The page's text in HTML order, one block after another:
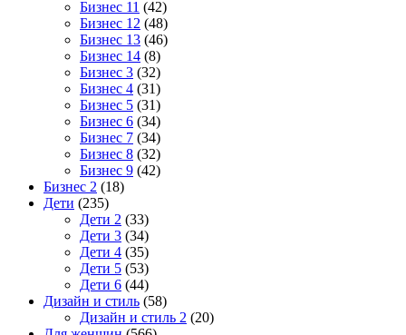
Бизнес 11 (42)
Бизнес 12 (48)
Бизнес 13 (46)
Бизнес 14 (8)
Бизнес 3 (32)
Бизнес 4 (31)
Бизнес 5 (31)
Бизнес 6 (34)
Бизнес 7 (34)
Бизнес 8 (32)
Бизнес 9 (42)
Бизнес 2 (18)
Дети (235)
Дети 2 (33)
Дети 3 (34)
Дети 4 (35)
Дети 5 (53)
Дети 6 (44)
Дизайн и стиль (58)
Дизайн и стиль 2 (20)